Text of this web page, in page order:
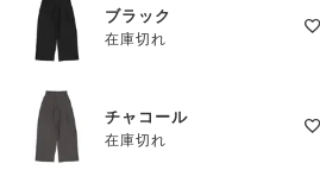
ブラック
在庫切れ
チャコール
在庫切れ